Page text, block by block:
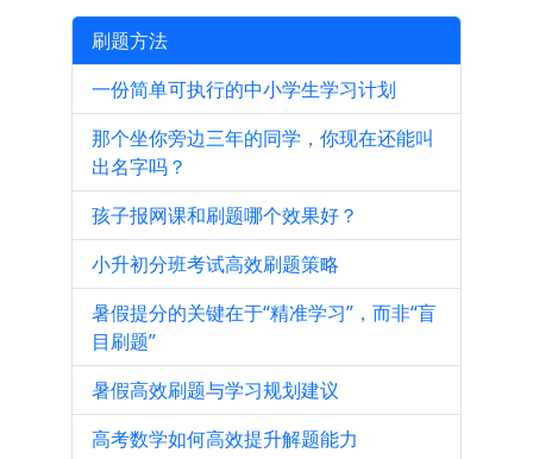
刷题方法
一份简单可执行的中小学生学习计划
那个坐你旁边三年的同学，你现在还能叫
出名字吗？
孩子报网课和刷题哪个效果好？
小升初分班考试高效刷题策略
暑假提分的关键在于“精准学习”，而非“盲
目刷题”
暑假高效刷题与学习规划建议
高考数学如何高效提升解题能力